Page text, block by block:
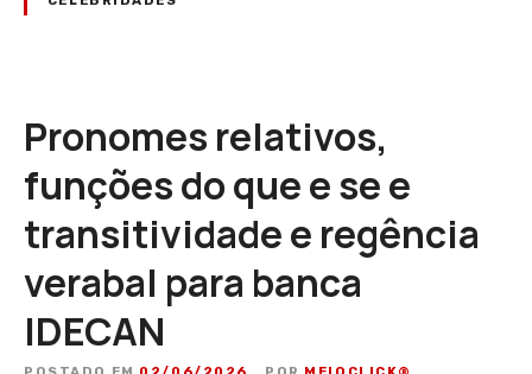
Pronomes relativos,
funções do que e se e
transitividade e regência
verabal para banca
IDECAN